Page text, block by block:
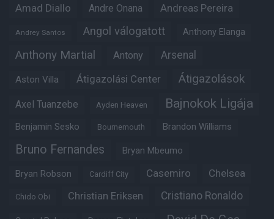
Amad Diallo Andre Onana Andreas Pereira
Andrey Santos Angol válogatott Anthony Elanga
Anthony Martial Antony Arsenal
Aston Villa Átigazolási Center Átigazolások
Axel Tuanzebe Ayden Heaven Bajnokok Ligája
Benjamin Sesko Bournemouth Brandon Williams
Bruno Fernandes Bryan Mbeumo
Bryan Robson Cardiff City Casemiro Chelsea
Chido Obi Christian Eriksen Cristiano Ronaldo